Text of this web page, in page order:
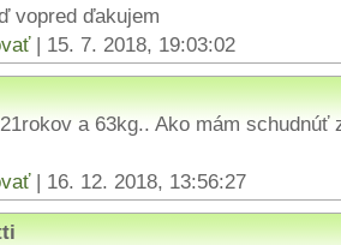
vopred ďakujem
| 15. 7. 2018, 19:03:02
a 63kg.. Ako mám schudnúť
| 16. 12. 2018, 13:56:27